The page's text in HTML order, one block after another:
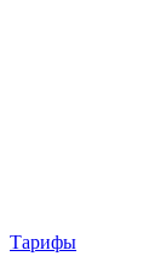
Тарифы